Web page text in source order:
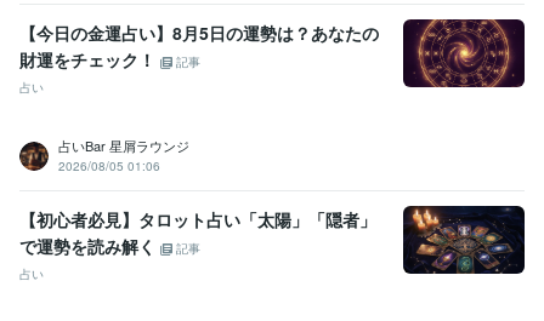
【今日の金運占い】8月5日の運勢は？あなたの
財運をチェック！
記事
占い
占いBar 星屑ラウンジ
2026/08/05 01:06
【初心者必見】タロット占い「太陽」「隠者」
で運勢を読み解く
記事
占い